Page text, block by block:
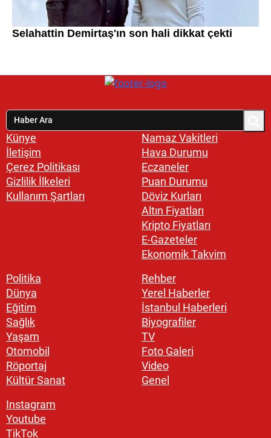
Künye
İletişim
Çerez Politikası
Gizlilik İlkeleri
Kullanım Şartları
Namaz Vakitleri
Hava Durumu
Eczaneler
Puan Durumu
Döviz Kurları
Altın Fiyatları
Kripto Fiyatları
E-Gazeteler
Ekonomik Takvim
Politika
Dünya
Eğitim
Sağlık
Yaşam
Otomobil
Röportaj
Kültür Sanat
Rehber
Yerel Haberler
İstanbul Haberleri
Biyografiler
TV
Foto Galeri
Video
Genel
Instagram
Youtube
TikTok